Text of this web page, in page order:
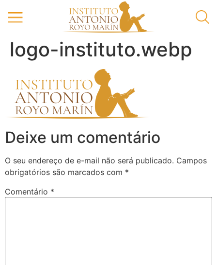
logo-instituto.webp
Deixe um comentário
O seu endereço de e-mail não será publicado. Campos
obrigatórios são marcados com *
Comentário *